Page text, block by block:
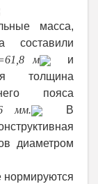
масса,
составили
м
и
толщина
пояса
мм.
В
диаметром
нормируются